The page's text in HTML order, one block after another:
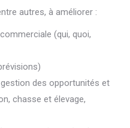
autres, à améliorer :
(qui, quoi,
des opportunités et
chasse et élevage,